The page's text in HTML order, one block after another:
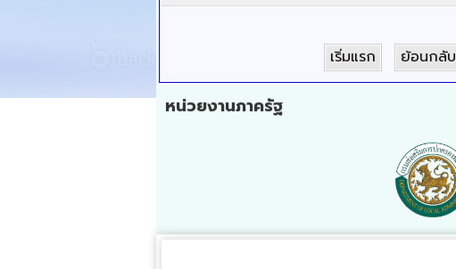
เริ่มแรก
ย้อนกลับ
หน่วยงานภาครัฐ